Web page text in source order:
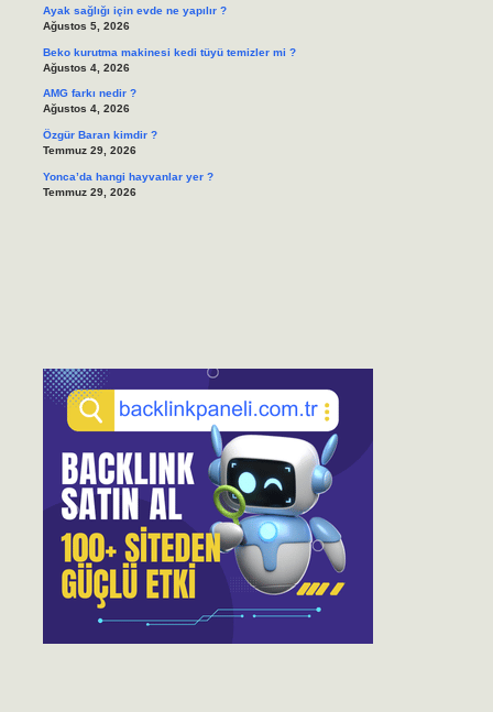
Ayak sağlığı için evde ne yapılır ?
Ağustos 5, 2026
Beko kurutma makinesi kedi tüyü temizler mi ?
Ağustos 4, 2026
AMG farkı nedir ?
Ağustos 4, 2026
Özgür Baran kimdir ?
Temmuz 29, 2026
Yonca’da hangi hayvanlar yer ?
Temmuz 29, 2026